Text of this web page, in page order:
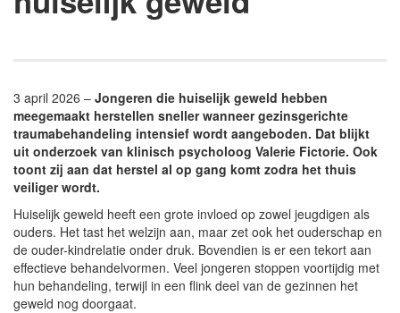
3 april 2026 – Jongeren die huiselijk geweld hebben
meegemaakt herstellen sneller wanneer gezinsgerichte
traumabehandeling intensief wordt aangeboden. Dat blijkt
uit onderzoek van klinisch psycholoog Valerie Fictorie. Ook
toont zij aan dat herstel al op gang komt zodra het thuis
veiliger wordt.
Huiselijk geweld heeft een grote invloed op zowel jeugdigen als
ouders. Het tast het welzijn aan, maar zet ook het ouderschap en
de ouder-kindrelatie onder druk. Bovendien is er een tekort aan
effectieve behandelvormen. Veel jongeren stoppen voortijdig met
hun behandeling, terwijl in een flink deel van de gezinnen het
geweld nog doorgaat.